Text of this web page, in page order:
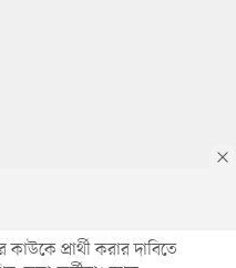
প্রার্থী করার দাবিতে